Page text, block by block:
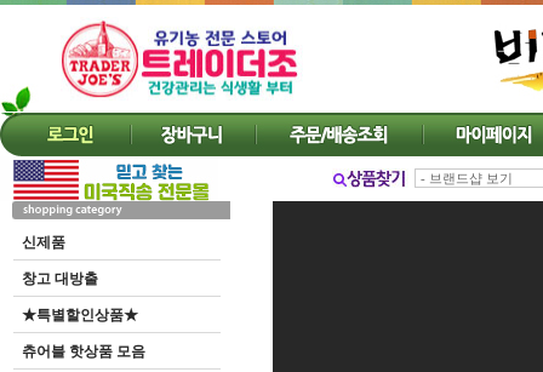
신제품
창고 대방출
★특별할인상품★
츄어블 핫상품 모음